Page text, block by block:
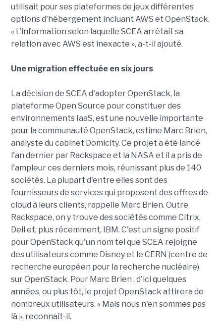
utilisait pour ses plateformes de jeux différentes
options d'hébergement incluant AWS et OpenStack.
« L'information selon laquelle SCEA arrêtait sa
relation avec AWS est inexacte », a-t-il ajouté.
Une migration effectuée en six jours
La décision de SCEA d'adopter OpenStack, la
plateforme Open Source pour constituer des
environnements IaaS, est une nouvelle importante
pour la communauté OpenStack, estime Marc Brien,
analyste du cabinet Domicity. Ce projet a été lancé
l'an dernier par Rackspace et la NASA et il a pris de
l'ampleur ces derniers mois, réunissant plus de 140
sociétés. La plupart d'entre elles sont des
fournisseurs de services qui proposent des offres de
cloud à leurs clients, rappelle Marc Brien. Outre
Rackspace, on y trouve des sociétés comme Citrix,
Dell et, plus récemment, IBM. C'est un signe positif
pour OpenStack qu'un nom tel que SCEA rejoigne
des utilisateurs comme Disney et le CERN (centre de
recherche européen pour la recherche nucléaire)
sur OpenStack. Pour Marc Brien , d'ici quelques
années, ou plus tôt, le projet OpenStack attirera de
nombreux utilisateurs. « Mais nous n'en sommes pas
là », reconnaît-il.